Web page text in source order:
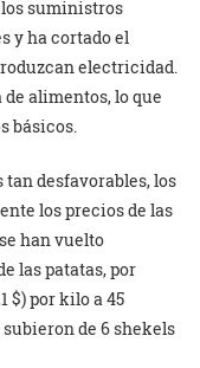
suministros
y ha cortado el
electricidad.
alimentos, lo que
básicos.
desfavorables, los
los precios de las
han vuelto
las patatas, por
$) por kilo a 45
de 6 shekels